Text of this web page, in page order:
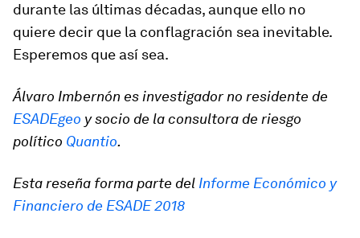
durante las últimas décadas, aunque ello no
quiere decir que la conflagración sea inevitable.
Esperemos que así sea.
Álvaro Imbernón es investigador no residente de
ESADEgeo y socio de la consultora de riesgo
político Quantio.
Esta reseña forma parte del Informe Económico y
Financiero de ESADE 2018